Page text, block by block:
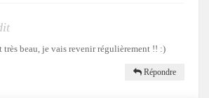
très beau, je vais revenir régulièrement !! :)
Répondre